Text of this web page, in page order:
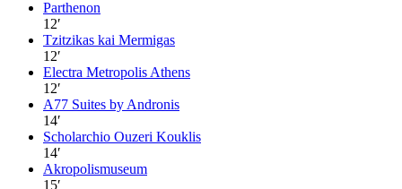
Parthenon
12′
Tzitzikas kai Mermigas
12′
Electra Metropolis Athens
12′
A77 Suites by Andronis
14′
Scholarchio Ouzeri Kouklis
14′
Akropolismuseum
15′